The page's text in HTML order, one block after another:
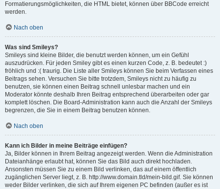
Formatierungsmöglichkeiten, die HTML bietet, können über BBCode erreicht
werden.
Nach oben
Was sind Smileys?
Smileys sind kleine Bilder, die benutzt werden können, um ein Gefühl
auszudrücken. Für jeden Smiley gibt es einen kurzen Code, z. B. bedeutet :)
fröhlich und :( traurig. Die Liste aller Smileys können Sie beim Verfassen eines
Beitrags sehen. Versuchen Sie bitte trotzdem, Smileys nicht zu häufig zu
benutzen, sie können einen Beitrag schnell unlesbar machen und ein
Moderator könnte deshalb Ihren Beitrag entsprechend überarbeiten oder gar
komplett löschen. Die Board-Administration kann auch die Anzahl der Smileys
begrenzen, die Sie in einem Beitrag benutzen können.
Nach oben
Kann ich Bilder in meine Beiträge einfügen?
Ja, Bilder können in Ihrem Beitrag angezeigt werden. Wenn die Administration
Dateianhänge erlaubt hat, können Sie das Bild auch direkt hochladen.
Ansonsten müssen Sie zu einem Bild verlinken, das auf einem öffentlich
zugänglichen Server liegt, z. B. http://www.domain.tld/mein-bild.gif. Sie können
weder Bilder verlinken, die sich auf Ihrem eigenen PC befinden (außer es ist